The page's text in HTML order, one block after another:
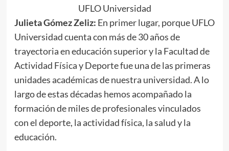
UFLO Universidad
Julieta Gómez Zeliz: En primer lugar, porque UFLO
Universidad cuenta con más de 30 años de
trayectoria en educación superior y la Facultad de
Actividad Física y Deporte fue una de las primeras
unidades académicas de nuestra universidad. A lo
largo de estas décadas hemos acompañado la
formación de miles de profesionales vinculados
con el deporte, la actividad física, la salud y la
educación.